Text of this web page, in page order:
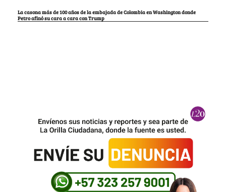
La casona más de 100 años de la embajada de Colombia en Washington donde
Petro afinó su cara a cara con Trump